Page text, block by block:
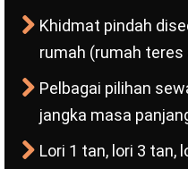
Khidmat pindah
rumah (rumah
Pelbagai pilihan
jangka masa
Lori 1 tan, lori 3 tan,